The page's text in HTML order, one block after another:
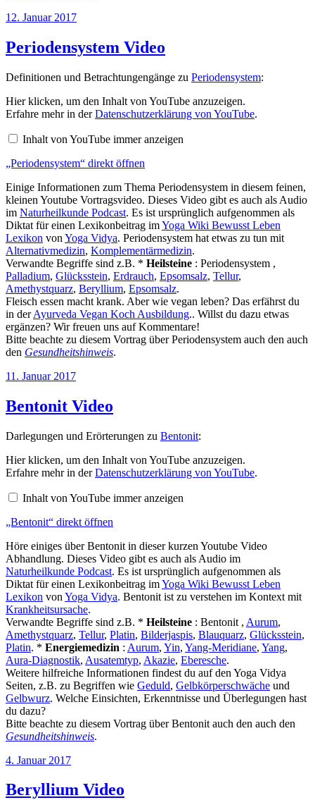
Veröffentlicht
12. Januar 2017
Periodensystem Video
Definitionen und Betrachtungengänge zu Periodensystem:
„Periodensystem“
von
YouTube
Hier klicken, um den Inhalt von YouTube anzuzeigen.
Erfahre mehr in derDatenschutzerklärung von YouTube.
Inhalt von YouTube immer anzeigen
„Periodensystem“ direkt öffnen
Einige Informationen zum Thema Periodensystem in diesem feinen,
kleinen Youtube Vortragsvideo. Dieses Video gibt es auch als Audio
im Naturheilkunde Podcast. Es ist ursprünglich aufgenommen als
Diktat für einen Lexikonbeitrag imYoga Wiki Bewusst Leben
Lexikon von Yoga Vidya. Periodensystem hat etwas zu tun mit
Alternativmedizin, Komplementärmedizin.
Verwandte Begriffe sind z.B. * Heilsteine : Periodensystem ,
Palladium, Glücksstein, Erdrauch, Epsomsalz, Tellur,
Amethystquarz, Beryllium, Epsomsalz.
Fleisch essen macht krank. Aber wie vegan leben? Das erfährst du
in derAyurveda Vegan Koch Ausbildung.. Willst du dazu etwas
ergänzen? Wir freuen uns auf Kommentare!
Bitte beachte zu diesem Vortrag über Periodensystem auch den auch
den Gesundheitshinweis.
Veröffentlicht
11. Januar 2017
Bentonit Video
Darlegungen und Erörterungen zu Bentonit:
„Bentonit“
von
YouTube
Hier klicken, um den Inhalt von YouTube anzuzeigen.
Erfahre mehr in derDatenschutzerklärung von YouTube.
Inhalt von YouTube immer anzeigen
„Bentonit“ direkt öffnen
Höre einiges über Bentonit in dieser kurzen Youtube Video
Abhandlung. Dieses Video gibt es auch als Audio im
Naturheilkunde Podcast. Es ist ursprünglich aufgenommen als
Diktat für einen Lexikonbeitrag imYoga Wiki Bewusst Leben
Lexikon von Yoga Vidya. Bentonit ist zu verstehen im Kontext mit
Krankheitsursache.
Verwandte Begriffe sind z.B. * Heilsteine : Bentonit , Aurum,
Amethystquarz, Tellur, Platin, Bilderjaspis, Blauquarz, Glücksstein,
Platin. * Energiemedizin : Aurum, Yin, Yang-Meridiane, Yang,
Aura-Diagnostik, Ausatemtyp, Akazie, Eberesche.
Weitere hilfreiche Informationen findest du auf den Yoga Vidya
Seiten, z.B. zu Begriffen wie Geduld, Gelbkörperschwäche und
Gelbwurz. Welche Einsichten, Erkenntnisse und Überlegungen hast
du dazu?
Bitte beachte zu diesem Vortrag über Bentonit auch den auch den
Gesundheitshinweis.
Veröffentlicht
4. Januar 2017
Beryllium Video